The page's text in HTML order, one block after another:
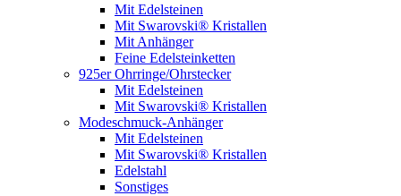
Mit Edelsteinen
Mit Swarovski® Kristallen
Mit Anhänger
Feine Edelsteinketten
925er Ohrringe/Ohrstecker
Mit Edelsteinen
Mit Swarovski® Kristallen
Modeschmuck-Anhänger
Mit Edelsteinen
Mit Swarovski® Kristallen
Edelstahl
Sonstiges